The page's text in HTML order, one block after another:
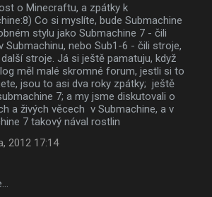
o Minecraftu, a zpátky k
Co si myslíte, bude Submachine
stylu jako Submachine 7 - čili
Submachinu, nebo Sub1-6 - čili stroje,
stroje. Já si ještě pamatuju, když
měl malé skromné forum, jestli si to
jsou to asi dva roky zpátky; ještě
7; a my jsme diskutovali o
a živých věcech v Submachine, a v
7 takový nával rostlin
2012 17:14